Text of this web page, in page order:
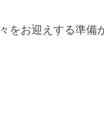
をお迎えする準備